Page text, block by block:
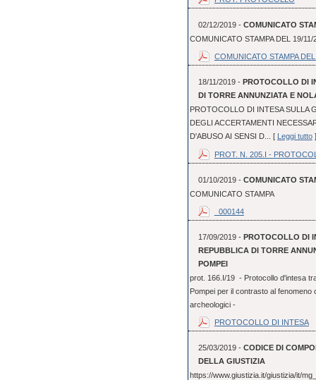
02/12/2019 - COMUNICATO
COMUNICATO STAMPA DEL 19/11/
COMUNICATO STAMPA
18/11/2019 - PROTOCOLLO DI
DI TORRE ANNUNZIATA E
PROTOCOLLO DI INTESA SULLA
DEGLI ACCERTAMENTI
D'ABUSO AI SENSI D... [ Leggi tutto]
PROT. N. 205.I -
01/10/2019 - COMUNICATO
COMUNICATO STAMPA
_000144
17/09/2019 - PROTOCOLLO DI
REPUBBLICA DI TORRE
POMPEI
prot. 166.I/19 - Protocollo d'intesa
Pompei per il contrasto al
archeologici -
PROTOCOLLO DI INTESA
25/03/2019 - CODICE DI
DELLA GIUSTIZIA
https://www.giustizia.it/giustizia/it/